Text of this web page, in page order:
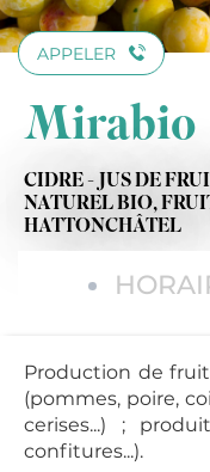
APPELER
Mirabio
CIDRE - JUS DE
NATUREL BIO,
HATTONCHÂTEL
Production de
(pommes, poire,
cerises...) ;
confitures...).